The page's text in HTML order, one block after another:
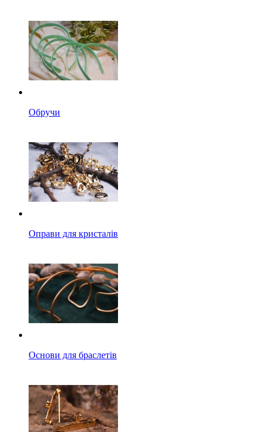
Обручи
Оправи для кристалів
Основи для браслетів